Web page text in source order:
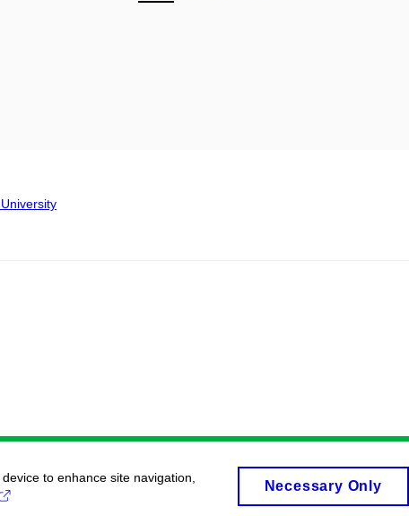
to enhance site navigation,
Necessary Only